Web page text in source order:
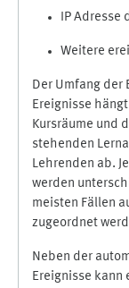
IP Adresse
Weitere
Der Umfang der
Ereignisse
Kursräume und
stehenden
Lehrenden ab.
werden
meisten Fällen
zugeordnet
Neben der
Ereignisse kann